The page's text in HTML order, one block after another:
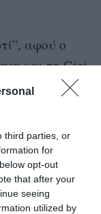
third parties, or
for
opt-out
that after your
seeing
utilized by
αφού ο
και τη Gigi
αλλά και
?taken-